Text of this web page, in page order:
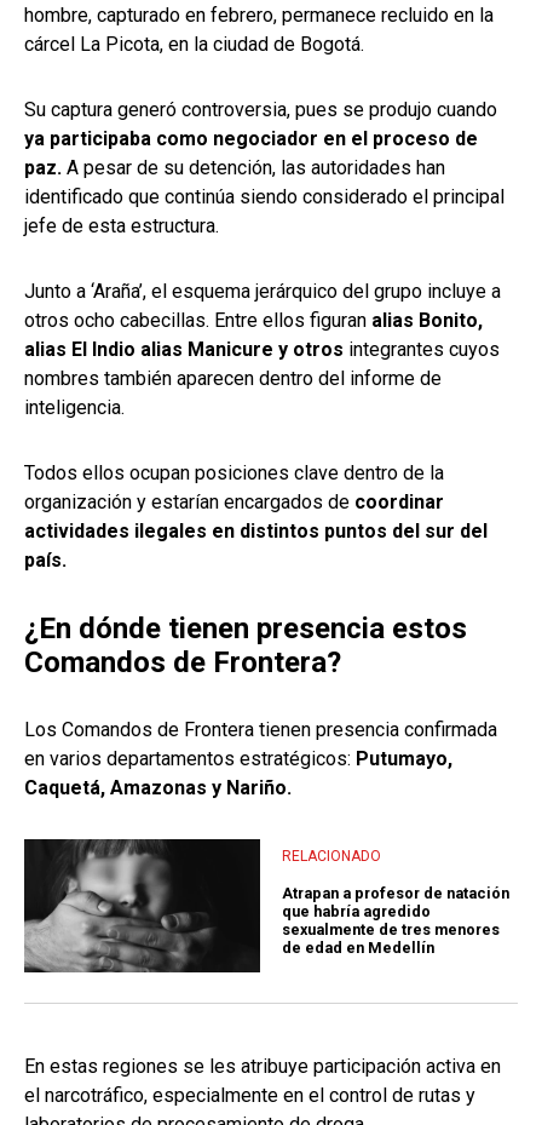
hombre, capturado en febrero, permanece recluido en la
cárcel La Picota, en la ciudad de Bogotá.
Su captura generó controversia, pues se produjo cuando
ya participaba como negociador en el proceso de
paz. A pesar de su detención, las autoridades han
identificado que continúa siendo considerado el principal
jefe de esta estructura.
Junto a ‘Araña’, el esquema jerárquico del grupo incluye a
otros ocho cabecillas. Entre ellos figuran alias Bonito,
alias El Indio alias Manicure y otros integrantes cuyos
nombres también aparecen dentro del informe de
inteligencia.
Todos ellos ocupan posiciones clave dentro de la
organización y estarían encargados de coordinar
actividades ilegales en distintos puntos del sur del
país.
¿En dónde tienen presencia estos
Comandos de Frontera?
Los Comandos de Frontera tienen presencia confirmada
en varios departamentos estratégicos: Putumayo,
Caquetá, Amazonas y Nariño.
RELACIONADO
Atrapan a profesor de natación
que habría agredido
sexualmente de tres menores
de edad en Medellín
En estas regiones se les atribuye participación activa en
el narcotráfico, especialmente en el control de rutas y